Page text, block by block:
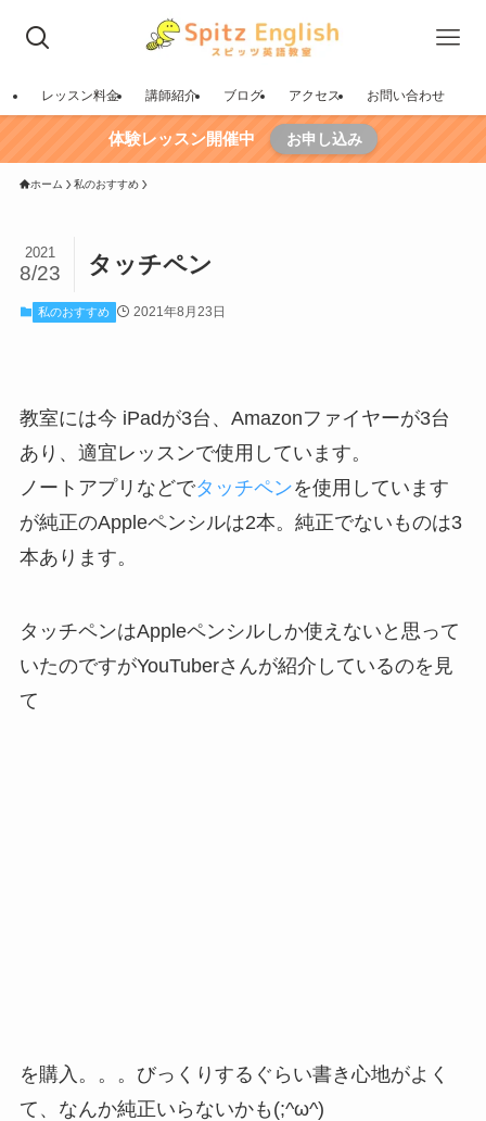
レッスン料金 講師紹介 ブログ アクセス お問い合わせ
体験レッスン開催中 お申し込み
ホーム 私のおすすめ
タッチペン
2021
8/23
私のおすすめ 2021年8月23日
教室には今 iPadが3台、Amazonファイヤーが3台
あり、適宜レッスンで使用しています。
ノートアプリなどでタッチペンを使用しています
が純正のAppleペンシルは2本。純正でないものは3
本あります。
タッチペンはAppleペンシルしか使えないと思って
いたのですがYouTuberさんが紹介しているのを見
て
を購入。。。びっくりするぐらい書き心地がよく
て、なんか純正いらないかも(;^ω^)